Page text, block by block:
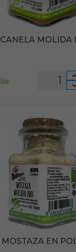
CANELA MOLIDA
MOSTAZA EN